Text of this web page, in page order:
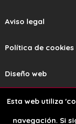
Aviso legal
Política de cookies
Diseño web
Esta web utiliza
navegación. Si